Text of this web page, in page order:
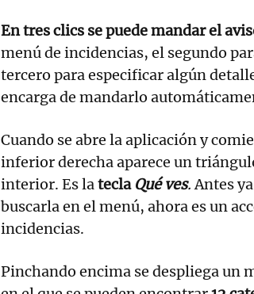
En tres clics se puede mandar el
menú de incidencias, el segundo
tercero para especificar algún
encarga de mandarlo
Cuando se abre la aplicación y
inferior derecha aparece un
interior. Es lateclaQué ves.Antes
buscarla en el menú, ahora es un
incidencias.
Pinchando encima se despliega un